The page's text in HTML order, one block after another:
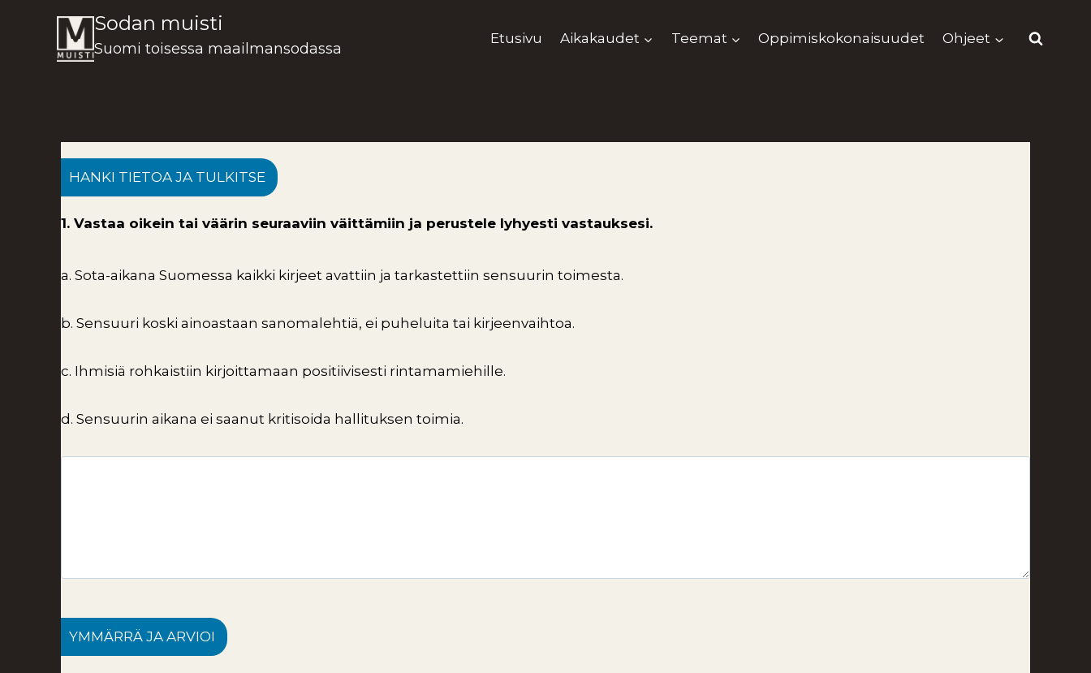
Sodan muisti
Suomi toisessa maailmansodassa
Etusivu Aikakaudet Teemat Oppimiskokonaisuudet Ohjeet
HANKI TIETOA JA TULKITSE
1. Vastaa oikein tai väärin seuraaviin väittämiin ja perustele lyhyesti vastauksesi.
a. Sota-aikana Suomessa kaikki kirjeet avattiin ja tarkastettiin sensuurin toimesta.
b. Sensuuri koski ainoastaan sanomalehtiä, ei puheluita tai kirjeenvaihtoa.
c. Ihmisiä rohkaistiin kirjoittamaan positiivisesti rintamamiehille.
d. Sensuurin aikana ei saanut kritisoida hallituksen toimia.
YMMÄRRÄ JA ARVIOI